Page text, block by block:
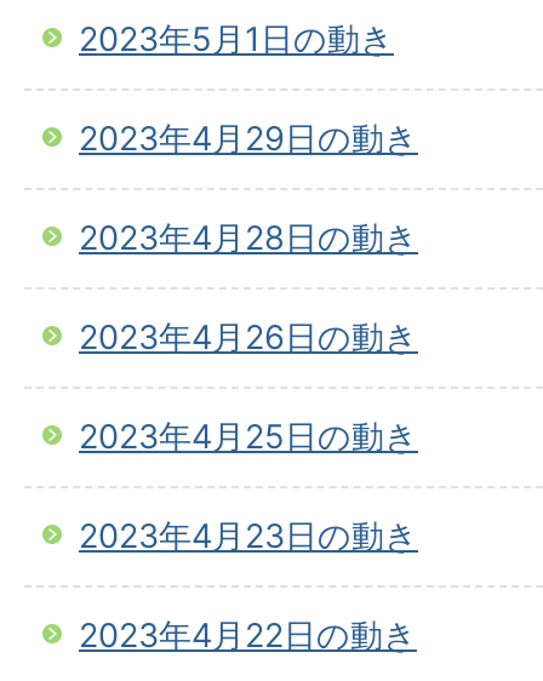
2023年5月1日の動き
2023年4月29日の動き
2023年4月28日の動き
2023年4月26日の動き
2023年4月25日の動き
2023年4月23日の動き
2023年4月22日の動き